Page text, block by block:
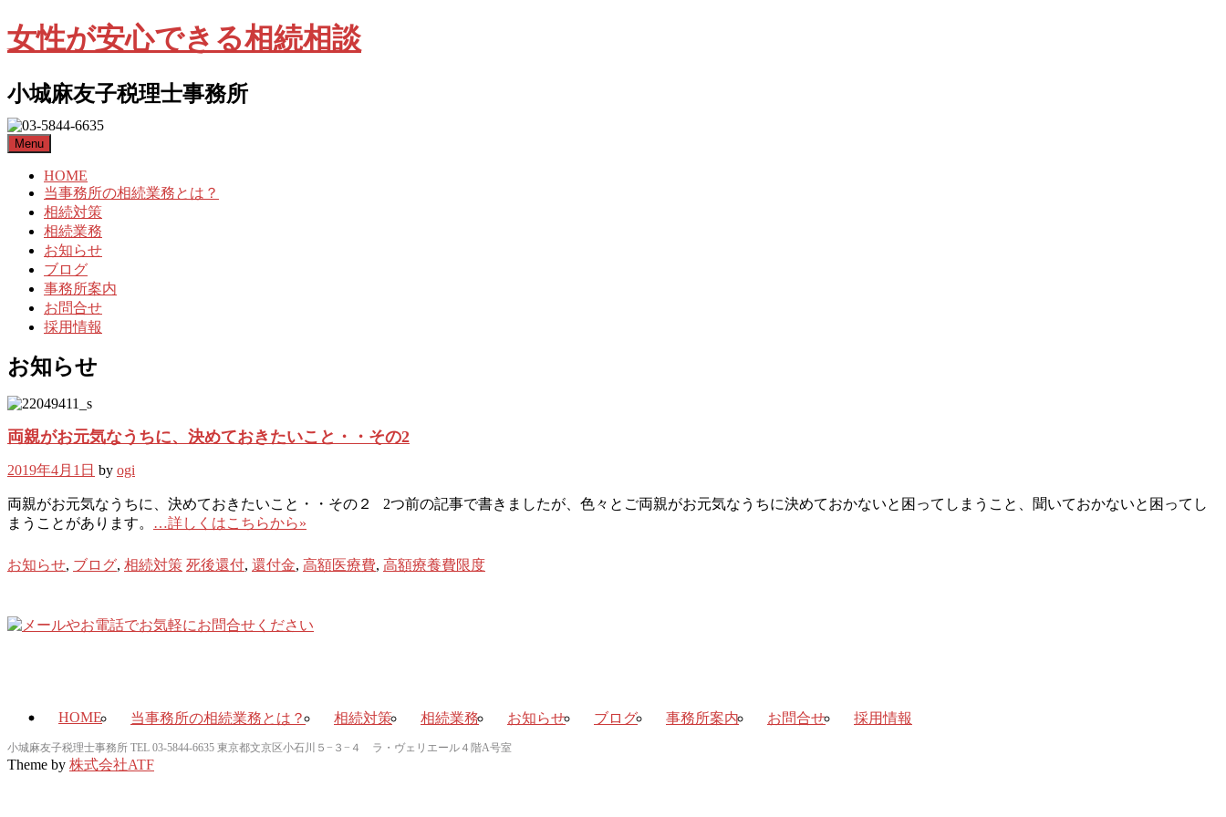
女性が安心できる相続相談
小城麻友子税理士事務所
Menu
HOME
当事務所の相続業務とは？
相続対策
相続業務
お知らせ
ブログ
事務所案内
お問合せ
採用情報
お知らせ
両親がお元気なうちに、決めておきたいこと・・その2
2019年4月1日 by ogi
両親がお元気なうちに、決めておきたいこと・・その２ 2つ前の記事で書きましたが、色々とご両親がお元気なうちに決めておかないと困ってしまうこと、聞いておかないと困ってし
まうことがあります。 …詳しくはこちらから»
お知らせ, ブログ, 相続対策 死後還付, 還付金, 高額医療費, 高額療養費限度
HOME 当事務所の相続業務とは？ 相続対策 相続業務 お知らせ ブログ 事務所案内 お問合せ 採用情報
小城麻友子税理士事務所 TEL 03-5844-6635 東京都文京区小石川５−３−４ ラ・ヴェリエール４階A号室
Theme by 株式会社ATF